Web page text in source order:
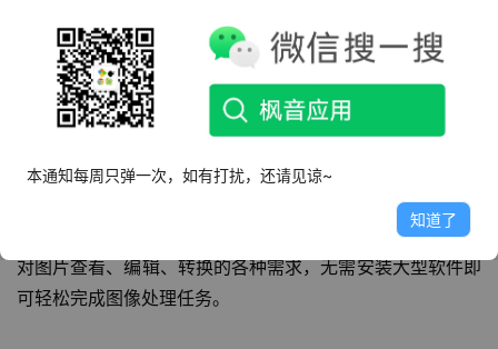
前言
在日常工作和生活中，我们经常需要对图片进行简单的查看
和编辑处理。然而，专业的图像处理软件如Photoshop不仅
体积庞大、价格昂贵，对于只需要进行基础操作的用户来说
也过于复杂。今天我要向大家介绍一款轻量级、完全免费且
，它能够满足您
对图片查看、编辑、转换的各种需求，无需安装大型软件即
可轻松完成图像处理任务。
本通知每周只弹一次，如有打扰，还请见谅~
知道了